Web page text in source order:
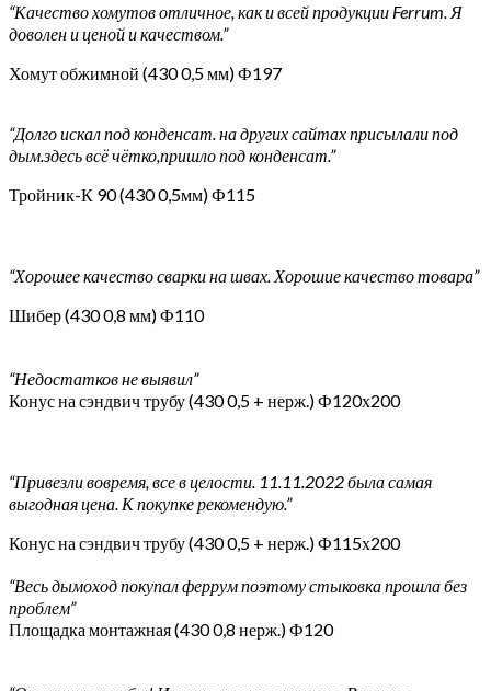
“Качество хомутов отличное, как и всей продукции Ferrum. Я
доволен и ценой и качеством.”
Хомут обжимной (430 0,5 мм) Ф197
“Долго искал под конденсат. на других сайтах присылали под
дым.здесь всё чётко,пришло под конденсат.”
Тройник-К 90 (430 0,5мм) Ф115
“Хорошее качество сварки на швах. Хорошие качество товара”
Шибер (430 0,8 мм) Ф110
“Недостатков не выявил”
Конус на сэндвич трубу (430 0,5 + нерж.) Ф120х200
“Привезли вовремя, все в целости. 11.11.2022 была самая
выгодная цена. К покупке рекомендую.”
Конус на сэндвич трубу (430 0,5 + нерж.) Ф115х200
“Весь дымоход покупал феррум поэтому стыковка прошла без
проблем”
Площадка монтажная (430 0,8 нерж.) Ф120